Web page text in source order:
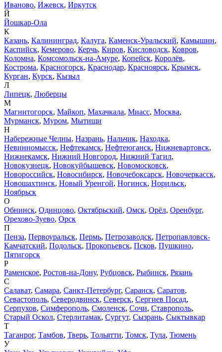
Иваново, Ижевск, Иркутск
Й
Йошкар-Ола
К
Казань, Калининград, Калуга, Каменск-Уральский, Камышин,
Каспийск, Кемерово, Керчь, Киров, Кисловодск, Ковров,
Коломна, Комсомольск-на-Амуре, Копейск, Королёв,
Кострома, Красногорск, Краснодар, Красноярск, Крымск,
Курган, Курск, Кызыл
Л
Липецк, Люберцы
М
Магнитогорск, Майкоп, Махачкала, Миасс, Москва,
Мурманск, Муром, Мытищи
Н
Набережные Челны, Назрань, Нальчик, Находка,
Невинномысск, Нефтекамск, Нефтеюганск, Нижневартовск,
Нижнекамск, Нижний Новгород, Нижний Тагил,
Новокузнецк, Новокуйбышевск, Новомосковск,
Новороссийск, Новосибирск, Новочебоксарск, Новочеркасск,
Новошахтинск, Новый Уренгой, Ногинск, Норильск,
Ноябрьск
О
Обнинск, Одинцово, Октябрьский, Омск, Орёл, Оренбург,
Орехово-Зуево, Орск
П
Пенза, Первоуральск, Пермь, Петрозаводск, Петропавловск-
Камчатский, Подольск, Прокопьевск, Псков, Пушкино,
Пятигорск
Р
Раменское, Ростов-на-Дону, Рубцовск, Рыбинск, Рязань
С
Салават, Самара, Санкт-Петербург, Саранск, Саратов,
Севастополь, Северодвинск, Северск, Сергиев Посад,
Серпухов, Симферополь, Смоленск, Сочи, Ставрополь,
Старый Оскол, Стерлитамак, Сургут, Сызрань, Сыктывкар
Т
Таганрог, Тамбов, Тверь, Тольятти, Томск, Тула, Тюмень
У